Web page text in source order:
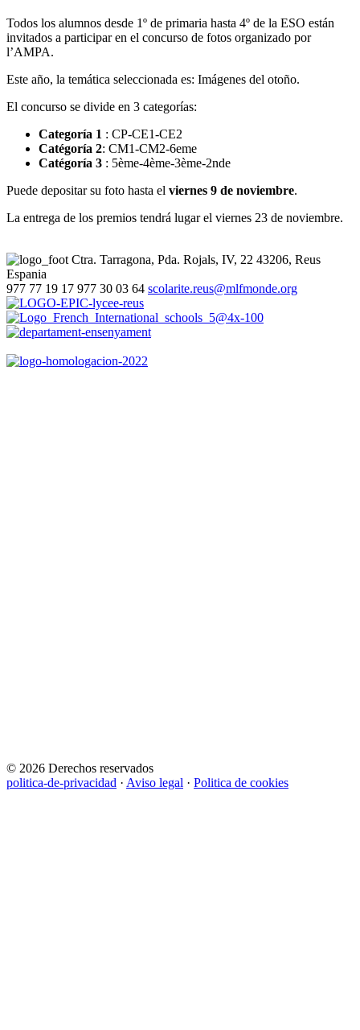
Todos los alumnos desde 1º de primaria hasta 4º de la ESO están
invitados a participar en el concurso de fotos organizado por
l’AMPA.
Este año, la temática seleccionada es: Imágenes del otoño.
El concurso se divide en 3 categorías:
Categoría 1 : CP‐CE1‐CE2
Catégoría 2: CM1‐CM2‐6eme
Catégoría 3 : 5ème‐4ème‐3ème‐2nde
Puede depositar su foto hasta el viernes 9 de noviembre.
La entrega de los premios tendrá lugar el viernes 23 de noviembre.
Ctra. Tarragona, Pda. Rojals, IV, 22 43206, Reus
Espania
977 77 19 17 977 30 03 64 scolarite.reus@mlfmonde.org
© 2026 Derechos reservados
politica-de-privacidad · Aviso legal · Politica de cookies